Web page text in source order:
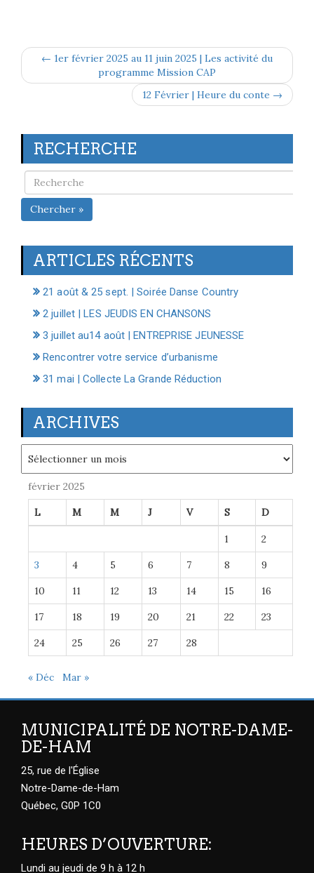
← 1er février 2025 au 11 juin 2025 | Les activité du
programme Mission CAP
12 Février | Heure du conte →
RECHERCHE
Chercher »
ARTICLES RÉCENTS
21 août & 25 sept. | Soirée Danse Country
2 juillet | LES JEUDIS EN CHANSONS
3 juillet au14 août | ENTREPRISE JEUNESSE
Rencontrer votre service d’urbanisme
31 mai | Collecte La Grande Réduction
ARCHIVES
février 2025
L M M J V S D
1 2
3 4 5 6 7 8 9
10 11 12 13 14 15 16
17 18 19 20 21 22 23
24 25 26 27 28
« Déc Mar »
MUNICIPALITÉ DE NOTRE-DAME-
DE-HAM
25, rue de l'Église
Notre-Dame-de-Ham
Québec, G0P 1C0
HEURES D’OUVERTURE:
Lundi au jeudi de 9 h à 12 h